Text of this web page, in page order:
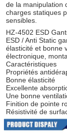
de la manipulation
charges statiques
sensibles.
HZ-4502 ESD
ESD / Anti Static
élasticité et bonne
électronique,
Caractéristiques
Propriétés
Bonne élasticité
Excellente
Une bonne
Finition de pointe
Résistivité de